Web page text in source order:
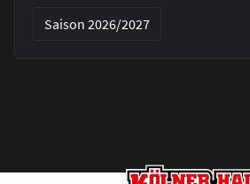
Saison 2026/2027